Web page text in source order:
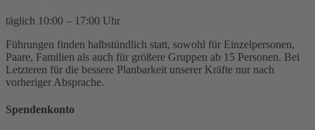
täglich 10:00 – 17:00 Uhr
Führungen finden halbstündlich statt, sowohl für Einzelpersonen,
Paare, Familien als auch für größere Gruppen ab 15 Personen. Bei
Letzteren für die bessere Planbarkeit unserer Kräfte nur nach
vorheriger Absprache.
Spendenkonto